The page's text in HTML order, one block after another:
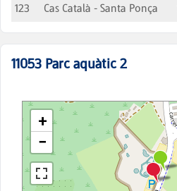
123
Cas Català - Santa Ponça
11053 Parc aquàtic 2